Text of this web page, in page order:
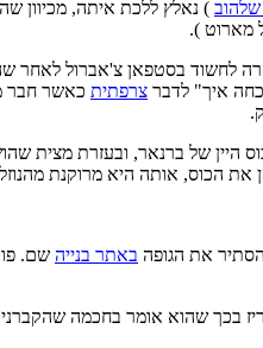
שלהוב ) נאלץ ללכת איתה, מכיוון
מארוט ).
לחשוד בסטפאן צ'אברול לאחר
איך" לדבר צרפתית כאשר חבר
היין של ברנאר, ובעזרת מצית
הכוס, אותה היא מרוקנת מהנוזל
את הגופה באתר בנייה שם.
שהוא אומר בחכמה